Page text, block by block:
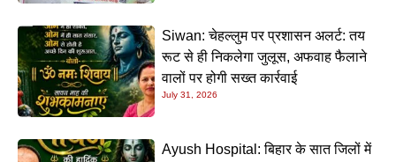
Siwan: चेहल्लुम पर प्रशासन अलर्ट: तय
रूट से ही निकलेगा जुलूस, अफवाह फैलाने
वालों पर होगी सख्त कार्रवाई
July 31, 2026
Ayush Hospital: बिहार के सात जिलों में